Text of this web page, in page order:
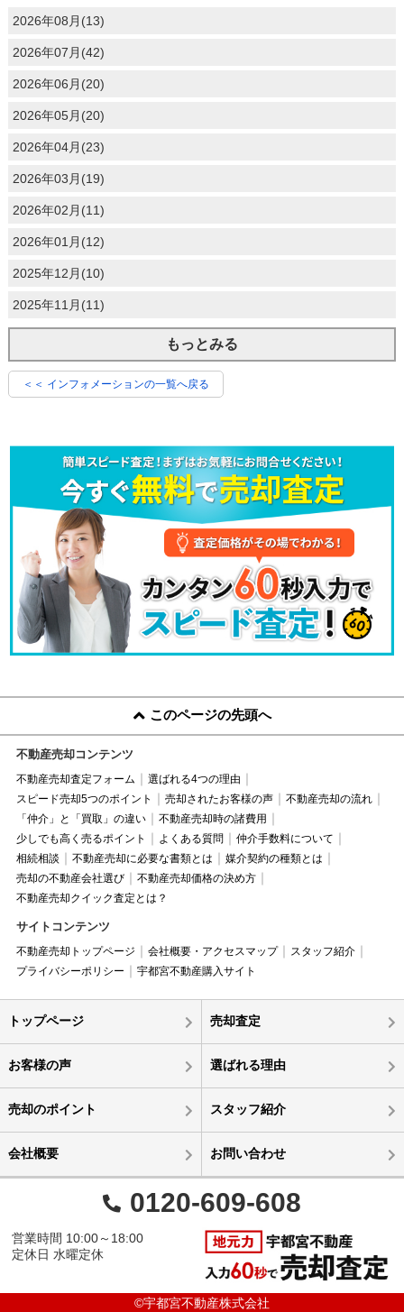
2026年08月(13)
2026年07月(42)
2026年06月(20)
2026年05月(20)
2026年04月(23)
2026年03月(19)
2026年02月(11)
2026年01月(12)
2025年12月(10)
2025年11月(11)
もっとみる
＜＜ インフォメーションの一覧へ戻る
このページの先頭へ
不動産売却コンテンツ
不動産売却査定フォーム
選ばれる4つの理由
スピード売却5つのポイント
売却されたお客様の声
不動産売却の流れ
「仲介」と「買取」の違い
不動産売却時の諸費用
少しでも高く売るポイント
よくある質問
仲介手数料について
相続相談
不動産売却に必要な書類とは
媒介契約の種類とは
売却の不動産会社選び
不動産売却価格の決め方
不動産売却クイック査定とは？
サイトコンテンツ
不動産売却トップページ 会社概要・アクセスマップ
スタッフ紹介
プライバシーポリシー
宇都宮不動産購入サイト
トップページ 売却査定
お客様の声 選ばれる理由
売却のポイント スタッフ紹介
会社概要 お問い合わせ
0120-609-608
営業時間 10:00～18:00
定休日 水曜定休
©宇都宮不動産株式会社